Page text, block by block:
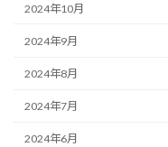
2024年10月
2024年9月
2024年8月
2024年7月
2024年6月